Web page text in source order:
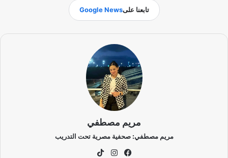
تابعنا علىGoogle News
مريم مصطفي
مريم مصطفي: صحفية مصرية تحت التدريب
في
انس